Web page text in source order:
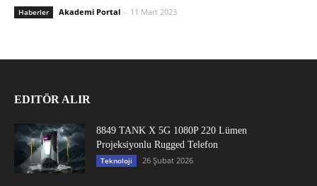
Haberler Akademi Portal - 11 Mart 2023
EDITÖR ALIR
8849 TANK X 5G 1080P 220 Lümen
Projeksiyonlu Rugged Telefon
Teknoloji 26 Şubat 2026